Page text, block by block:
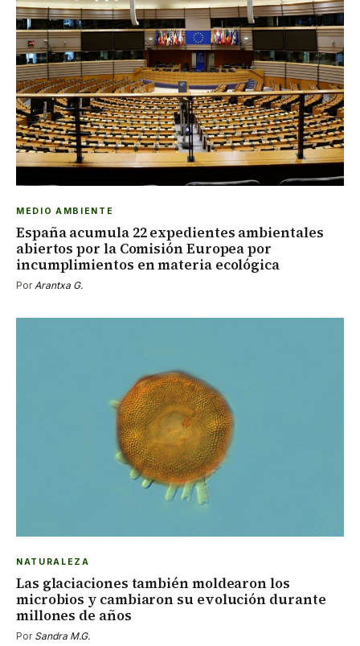
MEDIO AMBIENTE
España acumula 22 expedientes ambientales
abiertos por la Comisión Europea por
incumplimientos en materia ecológica
Por Arantxa G.
NATURALEZA
Las glaciaciones también moldearon los
microbios y cambiaron su evolución durante
millones de años
Por Sandra M.G.